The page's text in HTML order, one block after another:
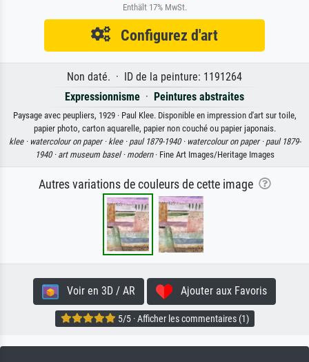
Enthält 17% MwSt.
Configurez d'art
Non daté. · ID de la peinture: 1191264
Expressionnisme · Peintures abstraites
Paysage avec peupliers, 1929 · Paul Klee. Disponible en impression d'art sur toile,
papier photo, carton aquarelle, papier non couché ou papier japonais.
klee · watercolour on paper · klee · paul 1879-1940 · watercolour on paper · paul 1879-
1940 · art museum basel · modern· Fine Art Images/Heritage Images
Autres variations de couleurs de cette image
Voir en 3D / AR Ajouter aux Favoris
5/5 · Afficher les commentaires (1)